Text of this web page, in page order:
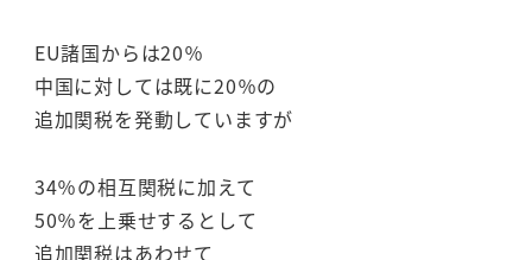
EU諸国からは20％
中国に対しては既に20％の
追加関税を発動していますが
34％の相互関税に加えて
50％を上乗せするとして
追加関税はあわせて